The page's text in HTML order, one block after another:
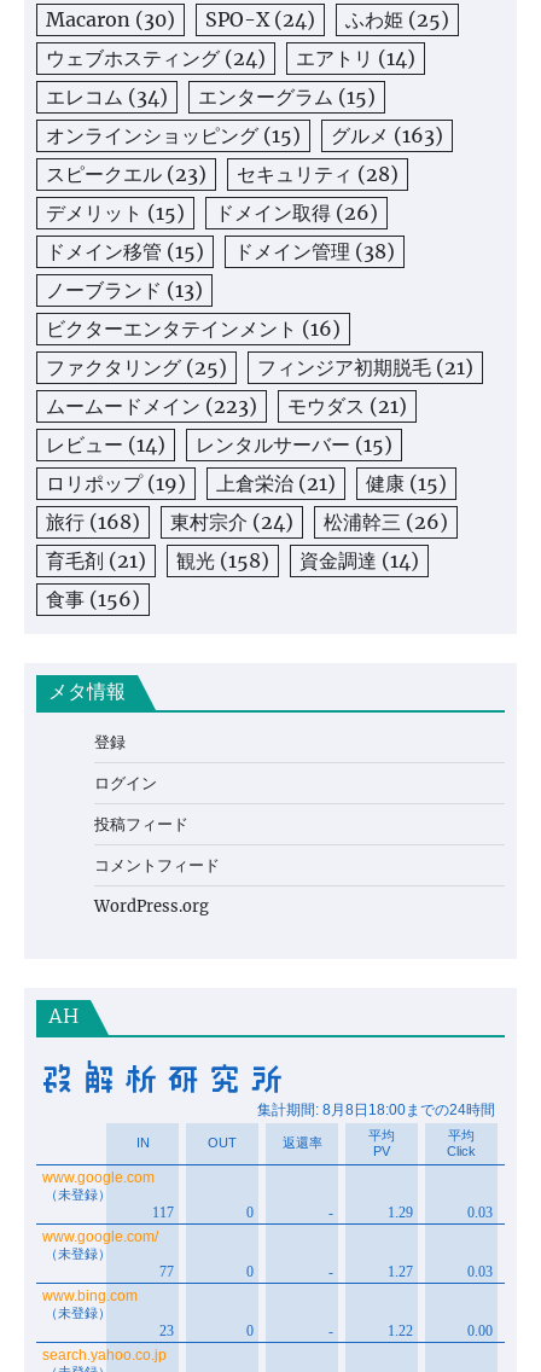
Macaron (30) SPO-X(24) ふわ姫 (25)
ウェブホスティング (24) エアトリ (14)
エレコム (34) エンターグラム (15)
オンラインショッピング (15) グルメ (163)
スピークエル (23) セキュリティ (28)
デメリット (15) ドメイン取得 (26)
ドメイン移管 (15) ドメイン管理 (38)
ノーブランド (13)
ビクターエンタテインメント (16)
ファクタリング (25) フィンジア初期脱毛 (21)
ムームードメイン (223) モウダス (21)
レビュー (14) レンタルサーバー (15)
ロリポップ(19) 上倉栄治 (21) 健康 (15)
旅行 (168) 東村宗介 (24) 松浦幹三 (26)
育毛剤 (21) 観光 (158) 資金調達 (14)
食事 (156)
メタ情報
登録
ログイン
投稿フィード
コメントフィード
WordPress.org
AH